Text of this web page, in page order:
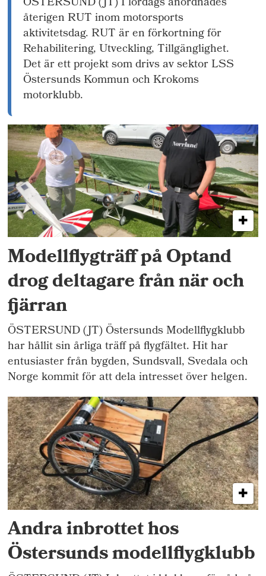
återigen RUT inom motorsports
aktivitetsdag. RUT är en förkortning för
Rehabilitering, Utveckling, Tillgänglighet.
Det är ett projekt som drivs av sektor LSS
Östersunds Kommun och Krokoms
motorklubb.
Modellflygträff på Optand
drog deltagare från när och
fjärran
ÖSTERSUND (JT) Östersunds Modellflygklubb
har hållit sin årliga träff på flygfältet. Hit har
entusiaster från bygden, Sundsvall, Svedala och
Norge kommit för att dela intresset över helgen.
Andra inbrottet hos
Östersunds modellflygklubb